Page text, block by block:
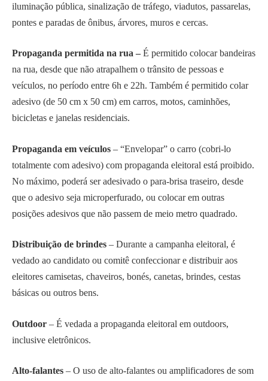
iluminação pública, sinalização de tráfego, viadutos, passarelas,
pontes e paradas de ônibus, árvores, muros e cercas.
Propaganda permitida na rua – É permitido colocar bandeiras
na rua, desde que não atrapalhem o trânsito de pessoas e
veículos, no período entre 6h e 22h. Também é permitido colar
adesivo (de 50 cm x 50 cm) em carros, motos, caminhões,
bicicletas e janelas residenciais.
Propaganda em veículos – “Envelopar” o carro (cobri-lo
totalmente com adesivo) com propaganda eleitoral está proibido.
No máximo, poderá ser adesivado o para-brisa traseiro, desde
que o adesivo seja microperfurado, ou colocar em outras
posições adesivos que não passem de meio metro quadrado.
Distribuição de brindes – Durante a campanha eleitoral, é
vedado ao candidato ou comitê confeccionar e distribuir aos
eleitores camisetas, chaveiros, bonés, canetas, brindes, cestas
básicas ou outros bens.
Outdoor – É vedada a propaganda eleitoral em outdoors,
inclusive eletrônicos.
Alto-falantes – O uso de alto-falantes ou amplificadores de som